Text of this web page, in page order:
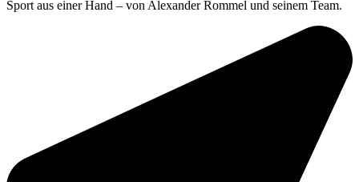
Sport aus einer Hand – von Alexander Rommel und seinem Team.